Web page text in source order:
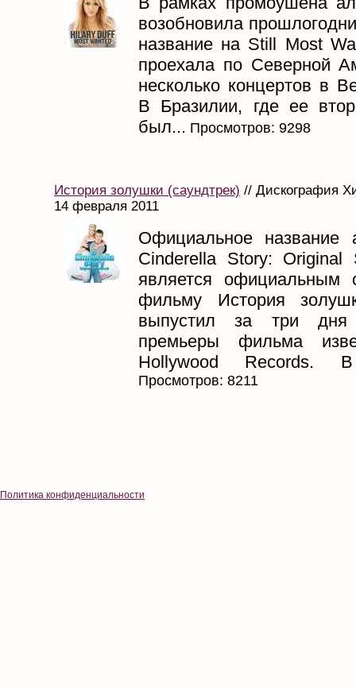
возобновила
название на Still Most
проехала по Северной
несколько концертов в
В Бразилии, где ее
был... Просмотров: 9298
История золушки (саундтрек) // Дискография
14 февраля 2011
Официальное
Cinderella Story: Original
является официальным
фильму История
выпустил за три
премьеры фильма
Hollywood Records. В
Просмотров: 8211
Политика конфиденциальности